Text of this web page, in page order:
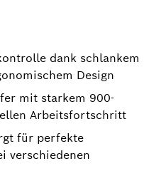
dank schlankem
Design
mit starkem 900-
Arbeitsfortschritt
für perfekte
verschiedenen